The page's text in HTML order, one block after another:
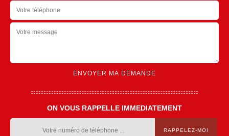
ON VOUS RAPPELLE IMMEDIATEMENT